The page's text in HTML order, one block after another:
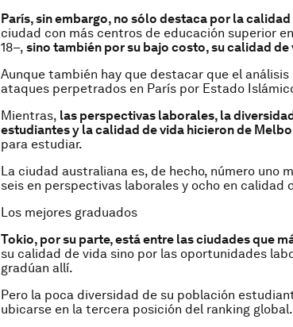
París, sin embargo, no sólo destaca por la
ciudad con más centros de educación superior
18–, sino también por su bajo costo, su calidad
Aunque también hay que destacar que el
ataques perpetrados en París por Estado
Mientras, las perspectivas laborales, la
estudiantes y la calidad de vida hicieron de
para estudiar.
La ciudad australiana es, de hecho, número uno
seis en perspectivas laborales y ocho en calidad
Los mejores graduados
Tokio, por su parte, está entre las ciudades que
su calidad de vida sino por las oportunidades
gradúan allí.
Pero la poca diversidad de su población
ubicarse en la tercera posición del ranking global.